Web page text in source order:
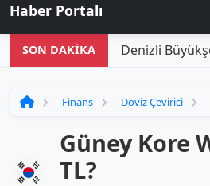
Haber Portalı
SON DAKİKA Denizli
Finans Döviz Çevirici
Güney Kore
TL?